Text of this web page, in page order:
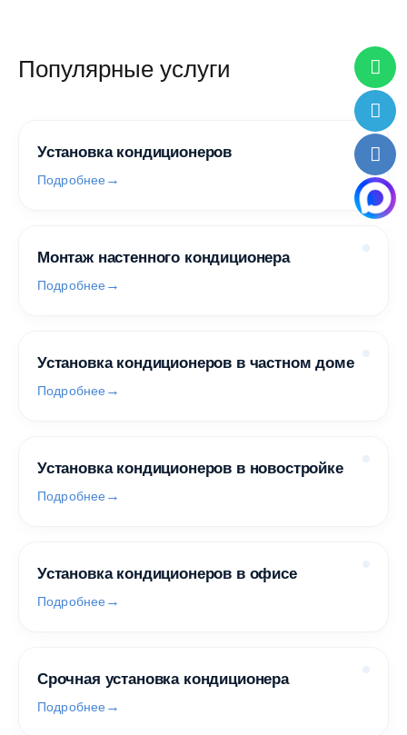
Популярные услуги
Установка кондиционеров
Подробнее
Монтаж настенного кондиционера
Подробнее
Установка кондиционеров в частном доме
Подробнее
Установка кондиционеров в новостройке
Подробнее
Установка кондиционеров в офисе
Подробнее
Срочная установка кондиционера
Подробнее